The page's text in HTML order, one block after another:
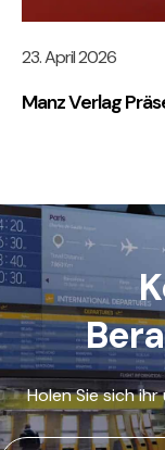
23. April 2026
Manz Verlag
Holen Sie sich